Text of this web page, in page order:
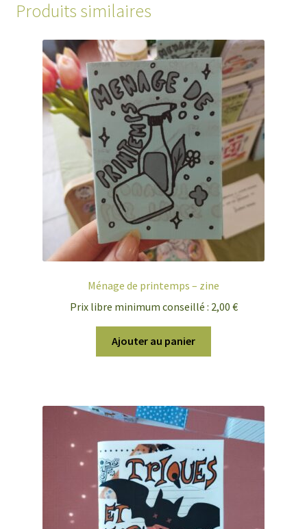
Produits similaires
Ménage de printemps – zine
Prix libre minimum conseillé : 2,00 €
Ajouter au panier